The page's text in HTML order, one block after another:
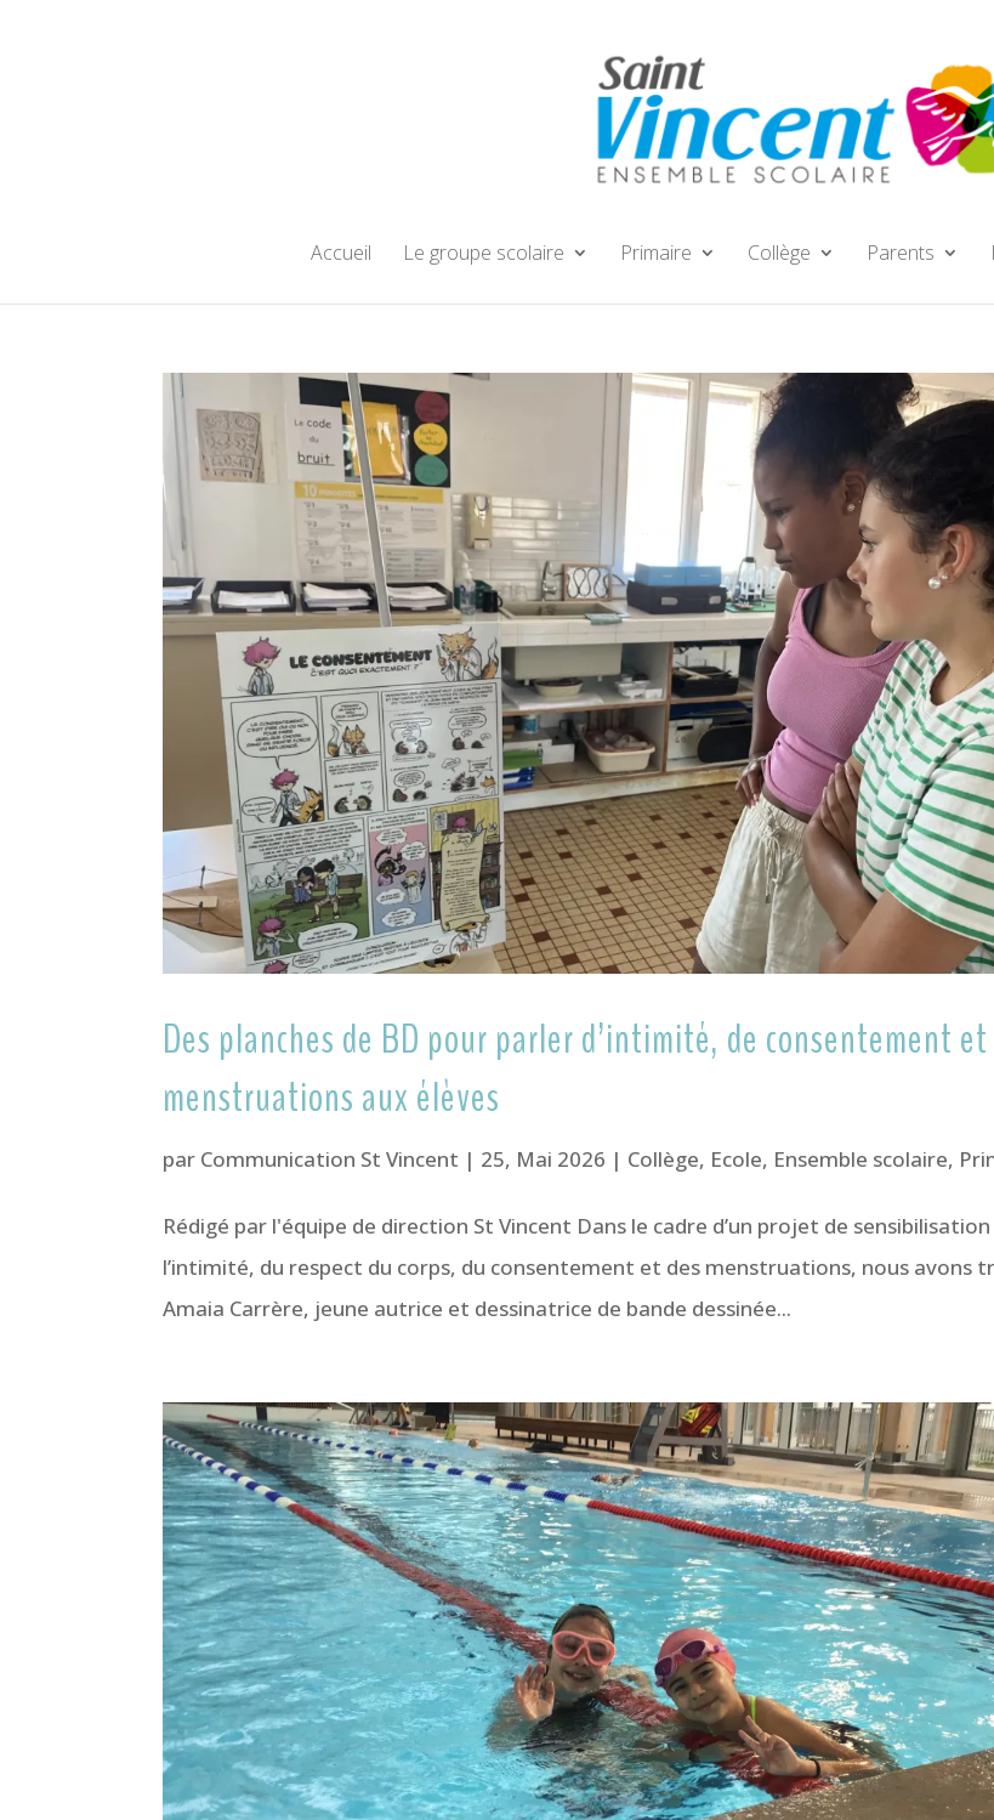
Accueil Le groupe scolaire Primaire Collège Parents
Des planches de BD pour parler d’intimité, de consentement
menstruations aux élèves
par Communication St Vincent | 25, Mai 2026 | Collège, Ecole, Ensemble scolaire,
Rédigé par l'équipe de direction St Vincent Dans le cadre d’un projet de
l’intimité, du respect du corps, du consentement et des menstruations, nous avons
Amaia Carrère, jeune autrice et dessinatrice de bande dessinée...